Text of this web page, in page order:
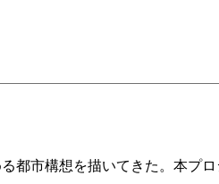
都市構想を描いてきた。本プロ